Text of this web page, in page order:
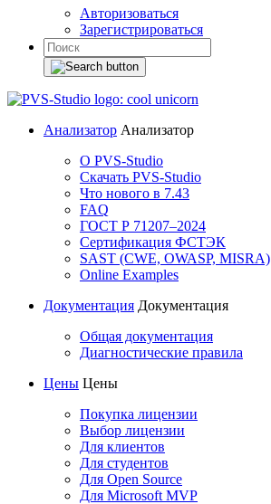
Авторизоваться
Зарегистрироваться
Анализатор Анализатор
О PVS-Studio
Скачать PVS-Studio
Что нового в 7.43
FAQ
ГОСТ Р 71207–2024
Сертификация ФСТЭК
SAST (CWE, OWASP, MISRA)
Online Examples
Документация Документация
Общая документация
Диагностические правила
Цены Цены
Покупка лицензии
Выбор лицензии
Для клиентов
Для студентов
Для Open Source
Для Microsoft MVP